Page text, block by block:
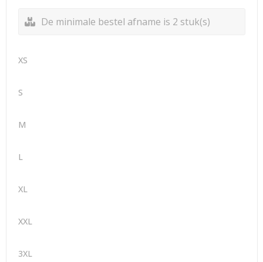
De minimale bestel afname is 2 stuk(s)
XS
S
M
L
XL
XXL
3XL